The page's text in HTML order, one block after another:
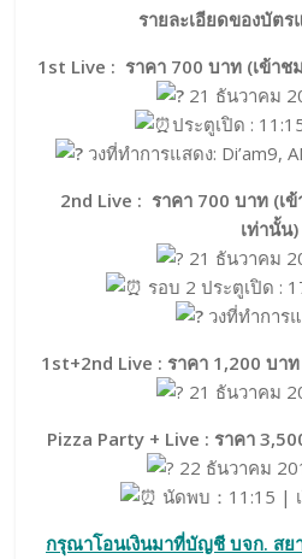
รายละเอียดของบัตร
1st Live : ราคา 700 บาท (เข้าช
21 ธันวาคม
ประตูเปิด :
วงที่ทำการแสดง: Di’am9,
2nd Live : ราคา 700 บาท (เ
เท่านั้น)
21 ธันวาคม
รอบ 2 ประตูเปิด :
วงที่ทำการ
1st+2nd Live : ราคา 1,200 บา
21 ธันวาคม
Pizza Party + Live : ราคา
22 ธันวาคม
นัดพบ：11:15 |
กรุณาโอนเงินมาที่บัญชี บจก. สย